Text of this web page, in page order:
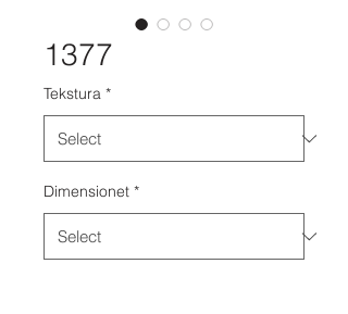
1377
Tekstura *
Dimensionet *